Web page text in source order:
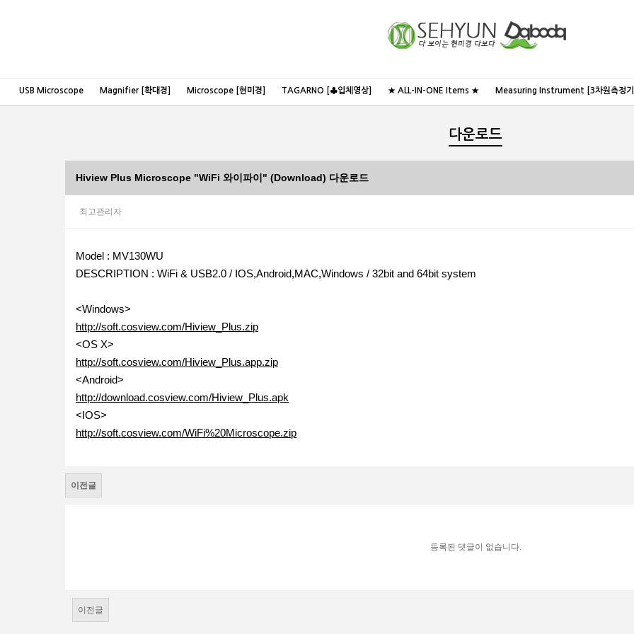
USB Microscope Magnifier [확대경] Microscope [현미경] TAGARNO [♣입체영상] ★ ALL-IN-ONE Items ★ Measuring Instrument [3차원측정
다운로드
Hiview Plus Microscope "WiFi 와이파이" (Download) 다운로드
최고관리자
Model : MV130WU
DESCRIPTION : WiFi & USB2.0 / IOS,Android,MAC,Windows / 32bit and 64bit system
<Windows>
http://soft.cosview.com/Hiview_Plus.zip
<OS X>
http://soft.cosview.com/Hiview_Plus.app.zip
<Android>
http://download.cosview.com/Hiview_Plus.apk
<IOS>
http://soft.cosview.com/WiFi%20Microscope.zip
이전글
등록된 댓글이 없습니다.
이전글